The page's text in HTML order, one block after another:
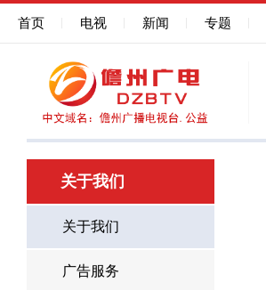
首页 电视 新闻 专题
关于我们
关于我们
广告服务